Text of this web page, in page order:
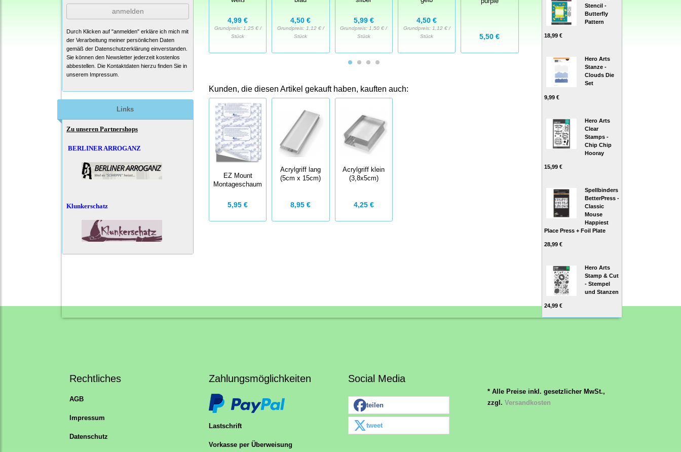
anmelden
Durch Klicken auf "anmelden" erkläre ich mich mit
der Verarbeitung meiner persönlichen Daten
gemäß der Datenschutzerklärung einverstanden.
Sie können den Newsletter jederzeit kostenlos
abbestellen. Die Kontaktdaten hierzu finden Sie in
unserem Impressum.
Links
Zu unseren Partnershops
BERLINER ARROGANZ
Klunkerschatz
4,99 €
Grundpreis: 1,25 € /
Stück
4,50 €
Grundpreis: 1,12 € /
Stück
5,99 €
Grundpreis: 1,50 € /
Stück
4,50 €
Grundpreis: 1,12 € /
Stück
5,50 € 5,50 €
Kunden, die diesen Artikel gekauft haben, kauften auch:
EZ Mount
Montageschaum
5,95 €
Acrylgriff lang
(5cm x 15cm)
8,95 €
Acrylgriff klein
(3,8x5cm)
4,25 €
Stencil -
Butterfly
Pattern
18,99 €
Hero Arts
Stanze -
Clouds Die
Set
9,99 €
Hero Arts
Clear
Stamps -
Chip Chip
Hooray
15,99 €
Spellbinders
BetterPress -
Classic
Mouse
Happiest
Place Press + Foil Plate
28,99 €
Hero Arts
Stamp & Cut
- Stempel
und Stanzen
24,99 €
Rechtliches
AGB
Impressum
Datenschutz
Zahlungsmöglichkeiten
Lastschrift
Vorkasse per Überweisung
Social Media
teilen
tweet
* Alle Preise inkl. gesetzlicher MwSt.,
zzgl. Versandkosten